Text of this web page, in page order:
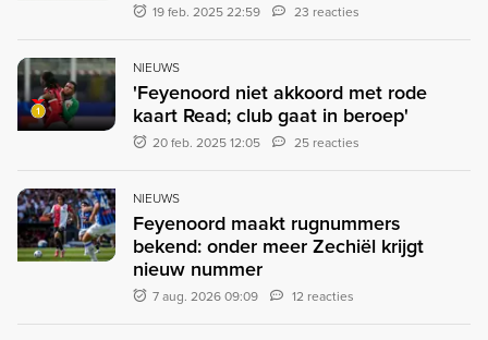
19 feb. 2025 22:59 23 reacties
NIEUWS
'Feyenoord niet akkoord met rode
kaart Read; club gaat in beroep'
20 feb. 2025 12:05 25 reacties
NIEUWS
Feyenoord maakt rugnummers
bekend: onder meer Zechiël krijgt
nieuw nummer
7 aug. 2026 09:09 12 reacties